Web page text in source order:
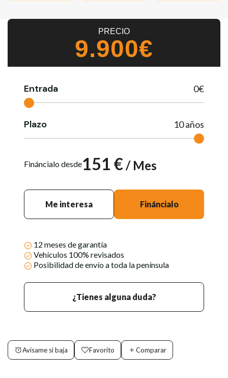
PRECIO
9.900€
Entrada 0€
Plazo 10años
Fináncialo desde151 €/ Mes
Me interesa Fináncialo
12 meses de garantía
Vehículos 100% revisados
Posibilidad de envío a toda la península
¿Tienes alguna duda?
Avísame si baja Favorito Comparar